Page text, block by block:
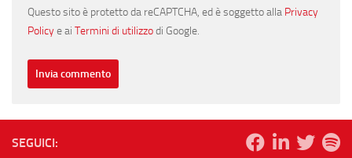
Questo sito è protetto da reCAPTCHA, ed è soggetto alla Privacy
Policye ai Termini di utilizzodi Google.
SEGUICI: